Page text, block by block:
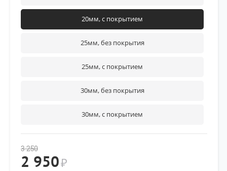
20мм, с покрытием
25мм, без покрытия
25мм, с покрытием
30мм, без покрытия
30мм, с покрытием
3 250
2 950₽